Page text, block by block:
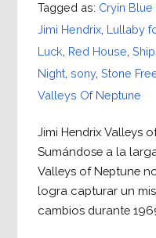
Tagged as: Cryin Blue
Jimi Hendrix, Lullaby
Luck Red House
Night, sony, Stone
Valleys Of Neptune
Jimi Hendrix Valleys
Sumándose a la
Valleys of Neptune
logra capturar un
cambios durante